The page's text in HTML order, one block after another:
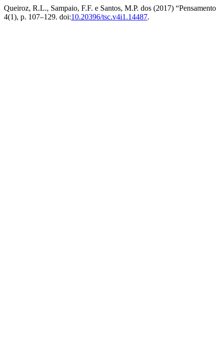
Queiroz, R.L., Sampaio, F.F. e Santos, M.P. dos (2017)
4(1), p. 107–129. doi:10.20396/tsc.v4i1.14487.